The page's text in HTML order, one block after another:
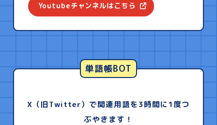
Youtubeチャンネルはこちら
単語帳BOT
X（旧Twitter）で関連用語を3時間に1度つ
ぶやきます！